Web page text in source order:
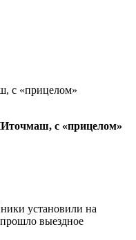
с «прицелом»
с «прицелом»
установили на
выездное